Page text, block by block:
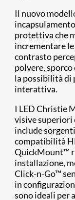
Il nuovo
protettiva che
incrementare
contrasto
polvere,
la possibilità di
interattiva.
I LED Christie
visive superiori
include
compatibilità
QuickMount™
installazione,
Click-n-Go™
in
sono ideali per